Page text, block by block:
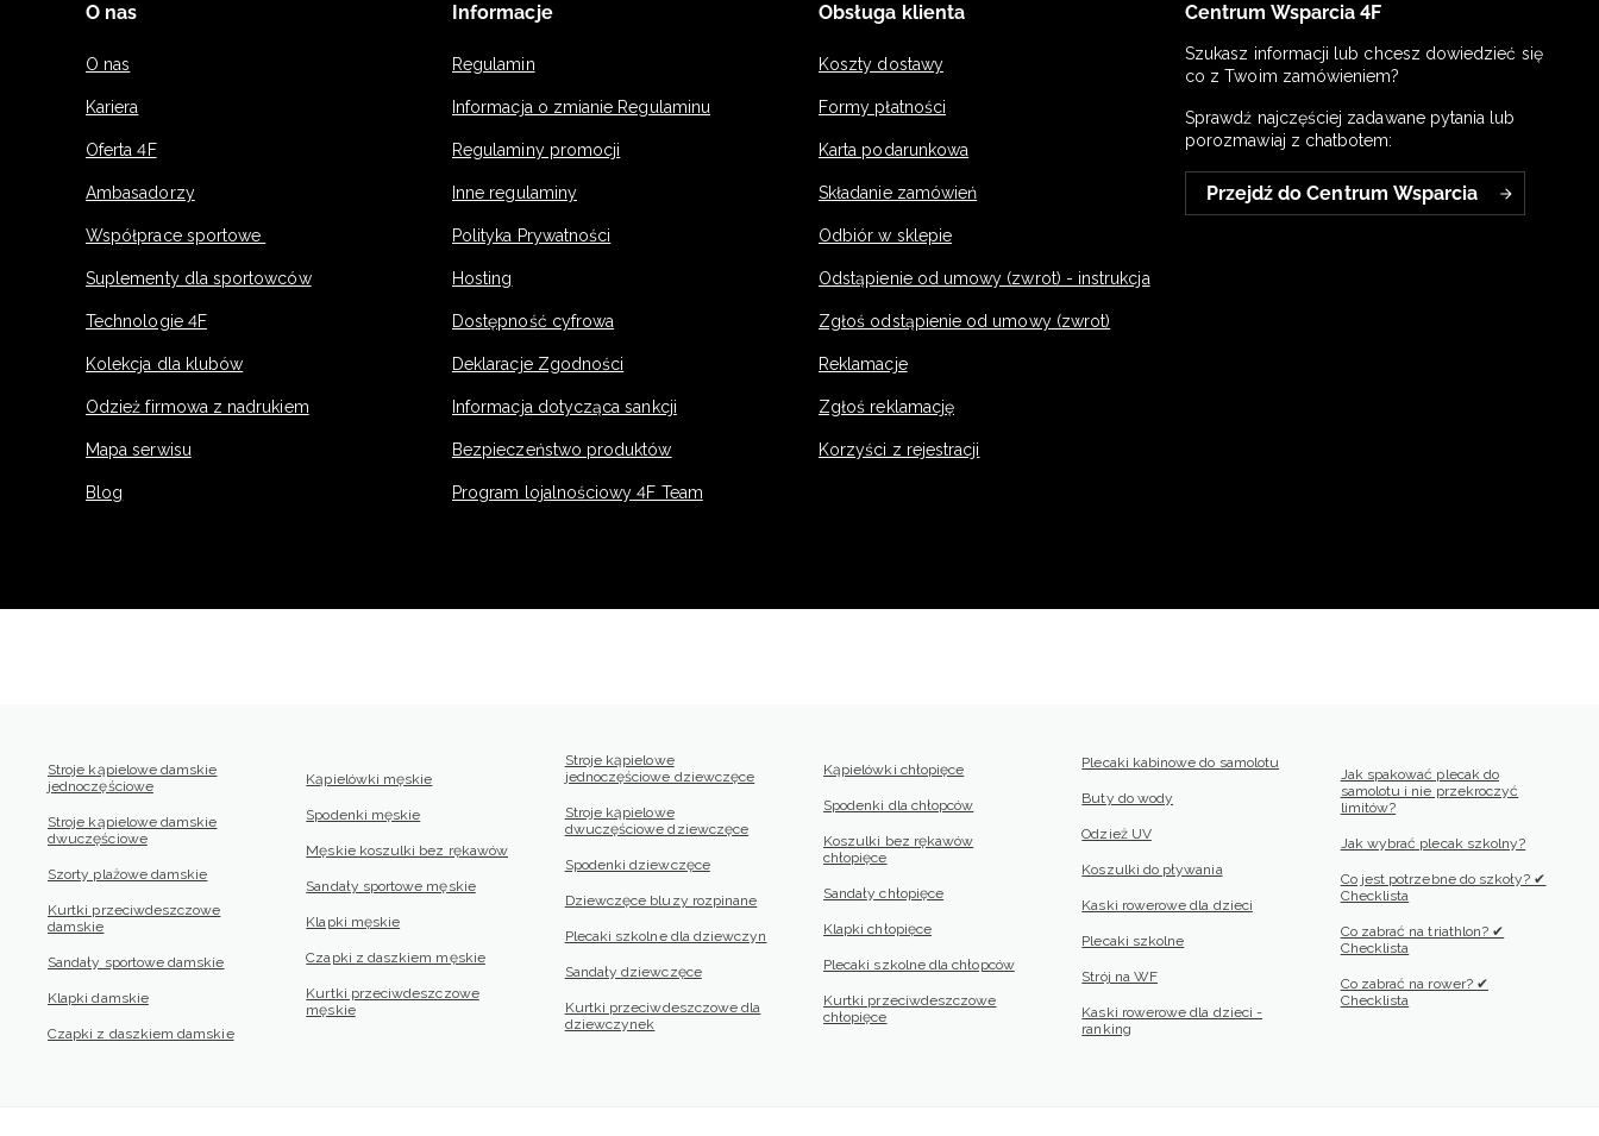
O nas
O nas
Kariera
Oferta 4F
Ambasadorzy
Współprace sportowe
Suplementy dla sportowców
Technologie 4F
Kolekcja dla klubów
Odzież firmowa z nadrukiem
Mapa serwisu
Blog
Informacje
Regulamin
Informacja o zmianie Regulaminu
Regulaminy promocji
Inne regulaminy
Polityka Prywatności
Hosting
Dostępność cyfrowa
Deklaracje Zgodności
Informacja dotycząca sankcji
Bezpieczeństwo produktów
Program lojalnościowy 4F Team
Obsługa klienta
Koszty dostawy
Formy płatności
Karta podarunkowa
Składanie zamówień
Odbiór w sklepie
Odstąpienie od umowy (zwrot) - instrukcja
Zgłoś odstąpienie od umowy (zwrot)
Reklamacje
Zgłoś reklamację
Korzyści z rejestracji
Centrum Wsparcia 4F
Szukasz informacji lub chcesz dowiedzieć się
co z Twoim zamówieniem?
Sprawdź najczęściej zadawane pytania lub
porozmawiaj z chatbotem:
Przejdź do Centrum Wsparcia
Stroje kąpielowe damskie
jednoczęściowe
Stroje kąpielowe damskie
dwuczęściowe
Szorty plażowe damskie
Kurtki przeciwdeszczowe
damskie
Sandały sportowe damskie
Klapki damskie
Czapki z daszkiem damskie
Kąpielówki męskie
Spodenki męskie
Męskie koszulki bez rękawów
Sandały sportowe męskie
Klapki męskie
Czapki z daszkiem męskie
Kurtki przeciwdeszczowe
męskie
Stroje kąpielowe
jednoczęściowe dziewczęce
Stroje kąpielowe
dwuczęściowe dziewczęce
Spodenki dziewczęce
Dziewczęce bluzy rozpinane
Plecaki szkolne dla dziewczyn
Sandały dziewczęce
Kurtki przeciwdeszczowe dla
dziewczynek
Kąpielówki chłopięce
Spodenki dla chłopców
Koszulki bez rękawów
chłopięce
Sandały chłopięce
Klapki chłopięce
Plecaki szkolne dla chłopców
Kurtki przeciwdeszczowe
chłopięce
Plecaki kabinowe do samolotu
Buty do wody
Odzież UV
Koszulki do pływania
Kaski rowerowe dla dzieci
Plecaki szkolne
Strój na WF
Kaski rowerowe dla dzieci -
ranking
Jak spakować plecak do
samolotu i nie przekroczyć
limitów?
Jak wybrać plecak szkolny?
Co jest potrzebne do szkoły? ✔
Checklista
Co zabrać na triathlon? ✔
Checklista
Co zabrać na rower? ✔
Checklista